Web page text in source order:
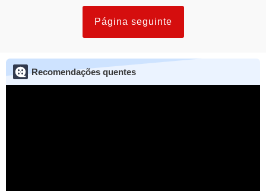
Página seguinte
Recomendações quentes